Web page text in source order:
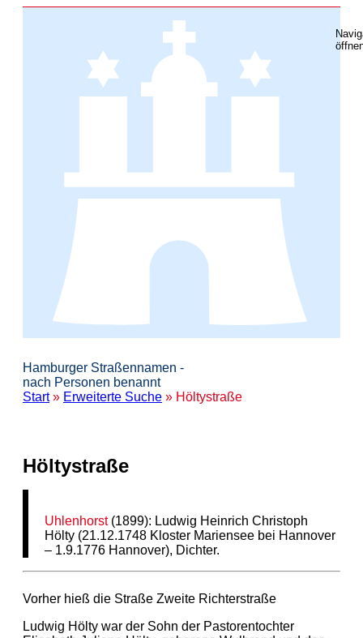
Hamburger Straßennamen -
nach Personen benannt
Start» Erweiterte Suche » Höltystraße
Höltystraße
Uhlenhorst(1899): Ludwig Heinrich Christoph
Hölty (21.12.1748 Kloster Mariensee bei Hannover
– 1.9.1776 Hannover), Dichter.
Vorher hieß die Straße Zweite Richterstraße
Ludwig Hölty war der Sohn der Pastorentochter